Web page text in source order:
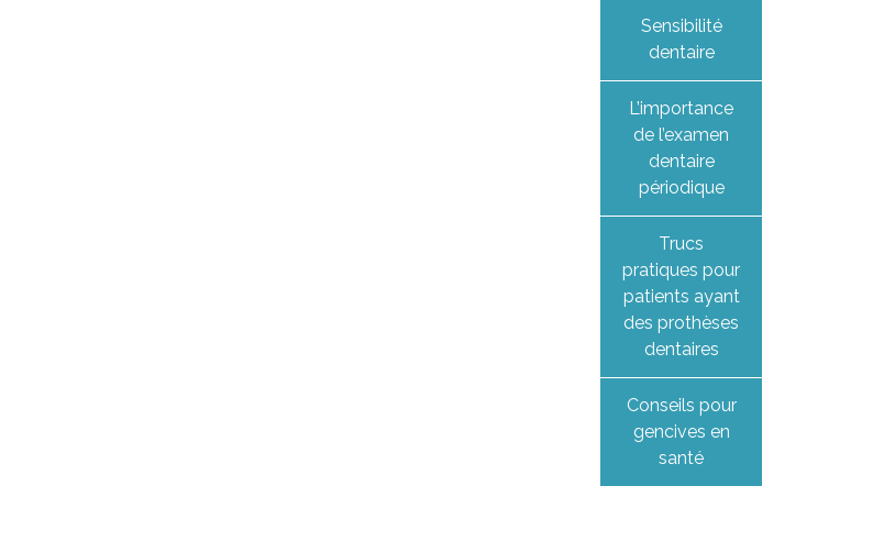
Sensibilité
dentaire
L’importance
de l’examen
dentaire
périodique
Trucs
pratiques pour
patients ayant
des prothèses
dentaires
Conseils pour
gencives en
santé